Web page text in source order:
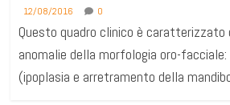
12/08/2016 0
Questo quadro clinico è caratterizzato
anomalie della morfologia oro-
(ipoplasia e arretramento della